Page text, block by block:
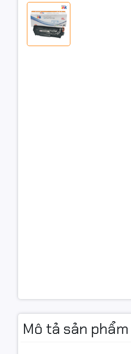
Mô tả sản phẩm